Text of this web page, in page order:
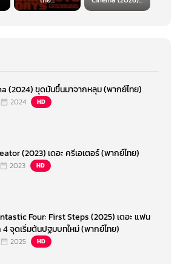
(2024) ขุดมันขึ้นมาจากหลุม (พากย์ไทย)
2024 HD
(2023) เดอะ ครีเอเตอร์ (พากย์ไทย)
2023 HD
Four: First Steps (2025) เดอะ แฟน
จุดเริ่มต้นปฐมบทใหม่ (พากย์ไทย)
2025 HD